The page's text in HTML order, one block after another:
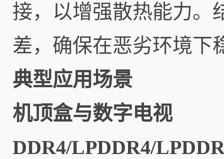
接，以增强散热能力。
差，确保在恶劣环境下
典型应用场景
机顶盒与数字电视
DDR4/LPDDR4/